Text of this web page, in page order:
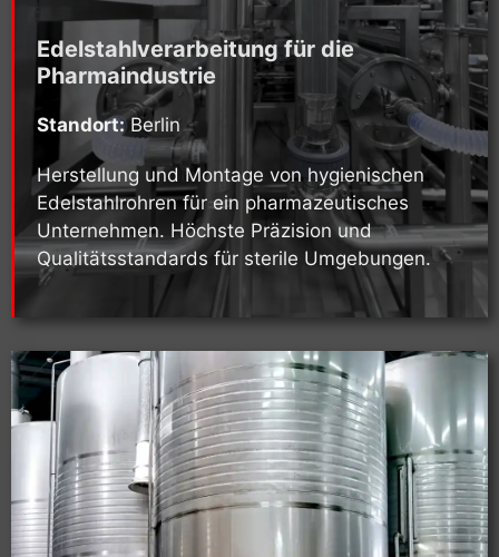
Edelstahlverarbeitung für die
Pharmaindustrie
Standort:Berlin
Herstellung und Montage von hygienischen
Edelstahlrohren für ein pharmazeutisches
Unternehmen. Höchste Präzision und
Qualitätsstandards für sterile Umgebungen.